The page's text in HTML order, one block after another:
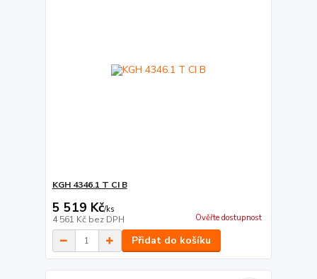
KGH 4346.1 T CI B
5 519 Kč/ks
4 561 Kč bez DPH Ověřte dostupnost
Přidat do košíku